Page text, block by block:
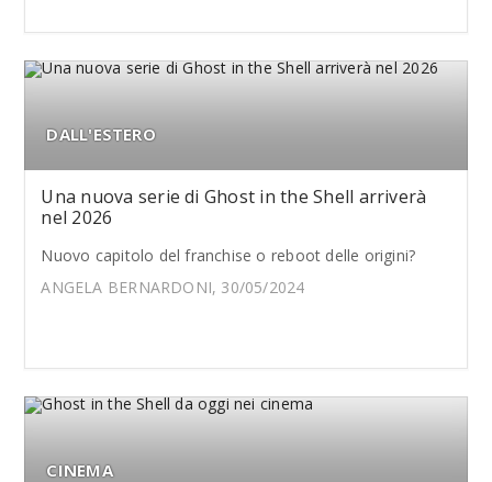
DALL'ESTERO
Una nuova serie di Ghost in the Shell arriverà
nel 2026
Nuovo capitolo del franchise o reboot delle origini?
ANGELA BERNARDONI, 30/05/2024
CINEMA